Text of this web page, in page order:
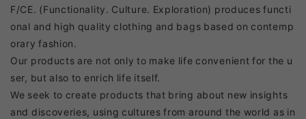
F/CE. (Functionality. Culture. Exploration) produces functi
onal and high quality clothing and bags based on contemp
orary fashion.
Our products are not only to make life convenient for the u
ser, but also to enrich life itself.
We seek to create products that bring about new insights
and discoveries, using cultures from around the world as in